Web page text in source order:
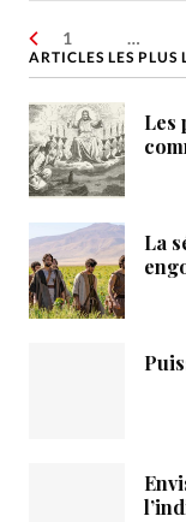
1 …
ARTICLES LES PLUS
Les
La